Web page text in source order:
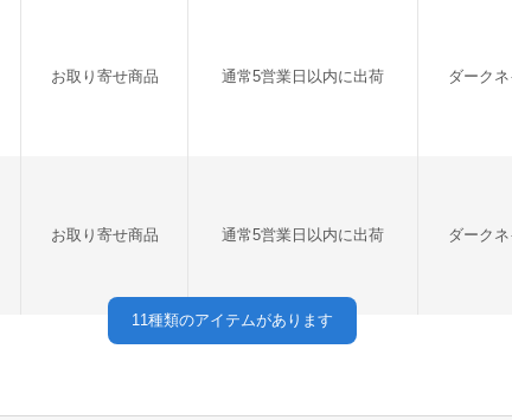
お取り寄せ商品 通常5営業日以内に出荷 ダーク
お取り寄せ商品 通常5営業日以内に出荷 ダーク
11種類のアイテムがあります